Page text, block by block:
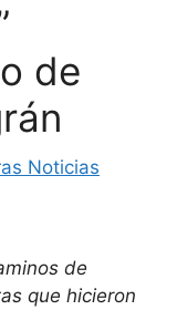
de
Noticias
de
que hicieron